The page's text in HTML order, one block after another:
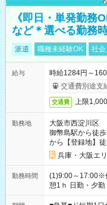
《即日・単発勤務
など＊選べる勤務
派遣 職種未経験OK 社
給与
時給1284円～
交通費別途支
交通費 上限
勤務地
大阪市西淀川区
御幣島駅から徒
から【登録地】
兵庫・大阪エ
勤務時間
(1)9:00～17:00※
憩1ｈ 日勤・夕
わせて働けるお仕事です(*^^*) 【そ